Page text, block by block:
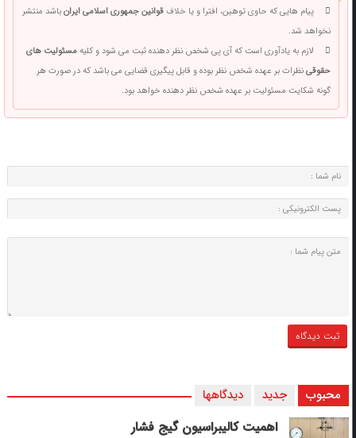
پیام هایی که حاوی توهین، افترا و یا خلافقوانین جمهوری اسلامی ایرانباشد منتشر
نخواهد شد.
لازم به یادآوری است که آی پی شخص نظر دهنده ثبت می شود و کلیهمسئولیت های
حقوقینظرات بر عهده شخص نظر بوده و قابل پیگیری قضایی می باشد که در صورت هر
گونه شکایت مسئولیت بر عهده شخص نظر دهنده خواهد بود.
محبوب جدید دیدگاهها
اهمیت کالیبراسیون گیج فشار